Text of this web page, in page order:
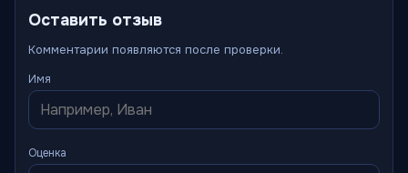
Оставить отзыв
Комментарии появляются после проверки.
Имя
Оценка